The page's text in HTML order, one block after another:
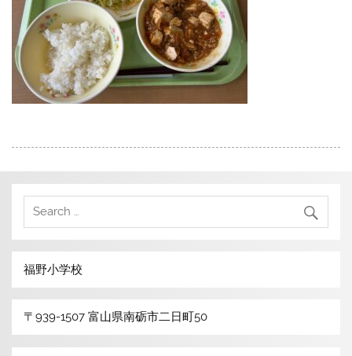
福野小学校
〒939-1507 富山県南砺市二日町50